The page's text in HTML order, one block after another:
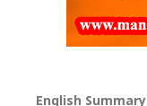
English Summary